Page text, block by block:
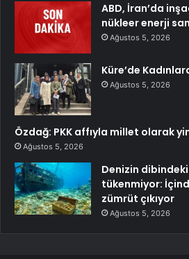
ABD, İran’da
nükleer enerji
Ağustos 5, 2026
Küre’de
Ağustos 5, 2026
Özdağ: PKK affıyla millet olarak
Ağustos 5, 2026
Denizin dibindeki
tükenmiyor:
zümrüt çıkıyor
Ağustos 5, 2026